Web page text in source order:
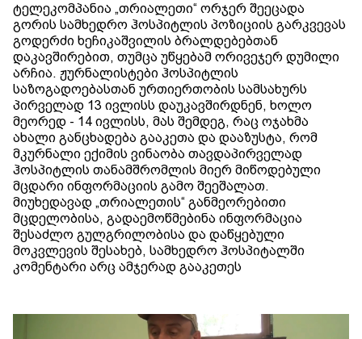
ტელეკომპანია „თრიალეთი“ ორჯერ შეეცადა
გორის სამხედრო ჰოსპიტლის პოზიციის გარკვევას
გოდერძი ხეჩიკაშვილის ბრალდებებთან
დაკავშირებით, თუმცა უწყებამ ორივეჯერ დუმილი
არჩია. ჟურნალისტები ჰოსპიტლის
საზოგადოებასთან ურთიერთობის სამსახურს
პირველად 13 ივლისს დაუკავშირდნენ, ხოლო
მეორედ - 14 ივლისს, მას შემდეგ, რაც ოჯახმა
ახალი განცხადება გააკეთა და დააზუსტა, რომ
მკურნალი ექიმის ვინაობა თავდაპირველად
ჰოსპიტლის თანამშრომლის მიერ მიწოდებული
მცდარი ინფორმაციის გამო შეეშალათ.
მიუხედავად „თრიალეთის“ განმეორებითი
მცდელობისა, გადაემოწმებინა ინფორმაცია
შესაძლო გულგრილობისა და დაწყებული
მოკვლევის შესახებ, სამხედრო ჰოსპიტალში
კომენტარი არც ამჯერად გააკეთეს